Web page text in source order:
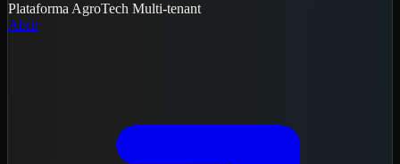
Plataforma AgroTech Multi-tenant
Abrir